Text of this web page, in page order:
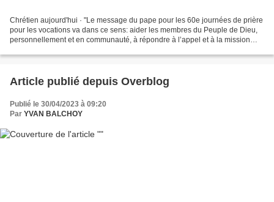
Chrétien aujourd'hui · "Le message du pape pour les 60e journées de prière
pour les vocations va dans ce sens: aider les membres du Peuple de Dieu,
personnellement et en communauté, à répondre à l’appel et à la mission
Article publié depuis Overblog
Publié le 30/04/2023 à 09:20
Par YVAN BALCHOY